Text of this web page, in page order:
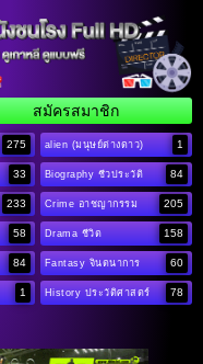
สมัครสมาชิก
275 alien (มนุษย์ต่างดาว) 1
33 Biography ชีวประวัติ 84
233 Crime อาชญากรรม 205
58 Drama ชีวิต 158
84 Fantasy จินตนาการ 60
1 History ประวัติศาสตร์ 78